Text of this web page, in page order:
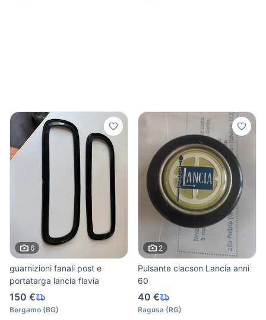
6
guarnizioni fanali post e
portatarga lancia flavia
150 €
Bergamo (BG)
2
Pulsante clacson Lancia anni
60
40 €
Ragusa (RG)